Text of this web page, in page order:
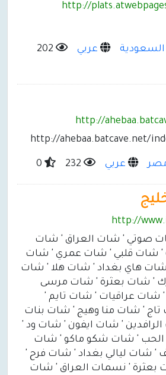
http://
السعودية عربي
http://
عربي
http://
صوتي ' شات العراق ' شات
' شات قلبي ' شات عمري ' شات
هاي بغداد ' شات هلا ' شات
' شات بعثرة ' شات مرسى
شات عراقيات ' شات تايم '
' شات منا وهيج ' شات بنات
' شات ايفون ' شات ود '
' شات شكو ماكو ' شات
' شات ليالي بغداد ' شات فرح '
بعثرة ' نسمات العراق ' شات